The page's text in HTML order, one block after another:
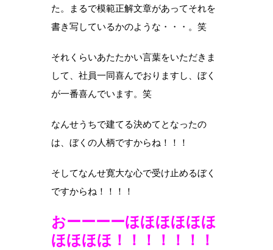
た。まるで模範正解文章があってそれを
書き写しているかのような・・・。笑
それくらいあたたかい言葉をいただきま
して、社員一同喜んでおりますし、ぼく
が一番喜んでいます。笑
なんせうちで建てる決めてとなったの
は、ぼくの人柄ですからね！！！
そしてなんせ寛大な心で受け止めるぼく
ですからね！！！！
おーーーーほほほほほほ
ほほほほ！！！！！！！